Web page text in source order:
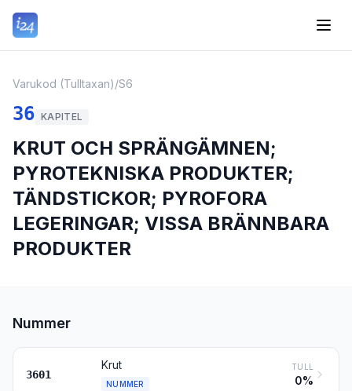
Varukod (Tulltaxan)/S6
36 KAPITEL
KRUT OCH SPRÄNGÄMNEN;
PYROTEKNISKA PRODUKTER;
TÄNDSTICKOR; PYROFORA
LEGERINGAR; VISSA BRÄNNBARA
PRODUKTER
Nummer
3601
Krut
NUMMER
TULL
0%